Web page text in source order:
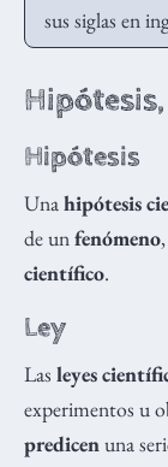
sus siglas en
Hipótesis
Unahipótesis
de unfenómeno
científico.
Ley
Las leyes
experimentos u
predicen una